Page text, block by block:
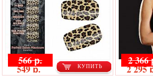
КУПИТЬ
566 р.
549 р.
2 366
2 295